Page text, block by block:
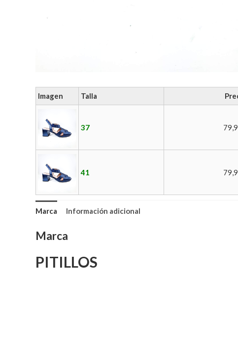
Imagen Talla
37
41
Marca Información adicional
Marca
PITILLOS